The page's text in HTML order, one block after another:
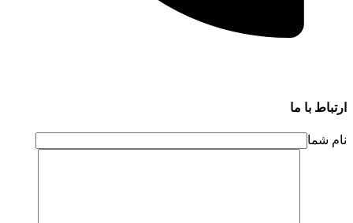
ارتباط با ما
نام شما